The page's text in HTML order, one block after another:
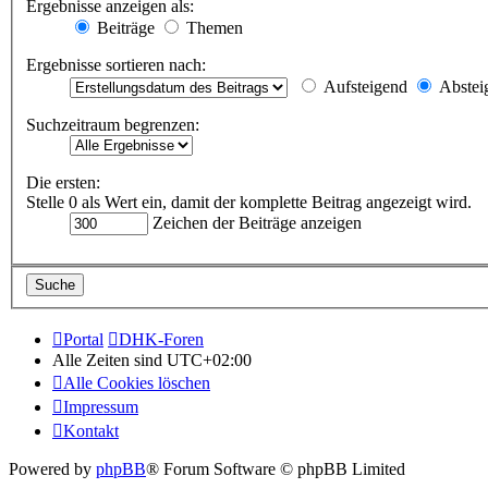
Ergebnisse anzeigen als:
Beiträge
Themen
Ergebnisse sortieren nach:
Aufsteigend
Suchzeitraum begrenzen:
Die ersten:
Stelle 0 als Wert ein, damit der komplette Beitrag angezeigt wird.
Zeichen der Beiträge anzeigen
Portal
DHK-Foren
Alle Zeiten sind UTC+02:00
Alle Cookies löschen
Impressum
Kontakt
Powered by phpBB® Forum Software © phpBB Limited